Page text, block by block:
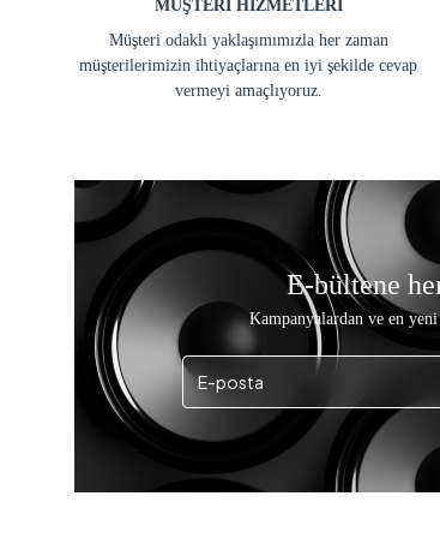
MÜŞTERİ HİZMETLERİ
Müşteri odaklı yaklaşımımızla her zaman
müşterilerimizin ihtiyaçlarına en iyi şekilde cevap
vermeyi amaçlıyoruz.
E-bültene
Kampanyalardan ve en